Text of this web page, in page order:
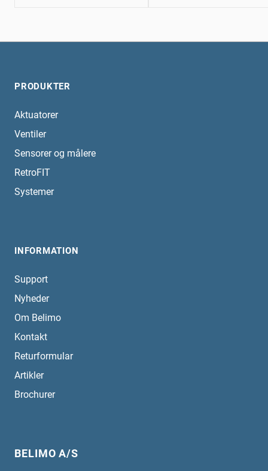
PRODUKTER
Aktuatorer
Ventiler
Sensorer og målere
RetroFIT
Systemer
INFORMATION
Support
Nyheder
Om Belimo
Kontakt
Returformular
Artikler
Brochurer
BELIMO A/S